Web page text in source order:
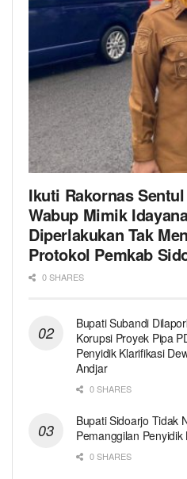
Ikuti Rakornas
Wabup Mimik
Diperlakukan Tak
Protokol Pemkab
0 SHARES
Bupati Subandi
Korupsi Proyek Pipa
Penyidik Klarifikasi
Andjar
0 SHARES
Bupati Sidoarjo Tidak
Pemanggilan
0 SHARES